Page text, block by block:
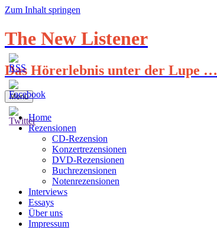
Zum Inhalt springen
The New Listener
Das Hörerlebnis unter der Lupe …
Menü
Home
Rezensionen
CD-Rezension
Konzertrezensionen
DVD-Rezensionen
Buchrezensionen
Notenrezensionen
Interviews
Essays
Über uns
Impressum